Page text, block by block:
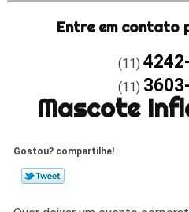
Entre em contato
(11)
(11)
Mascote
Gostou? compartilhe!